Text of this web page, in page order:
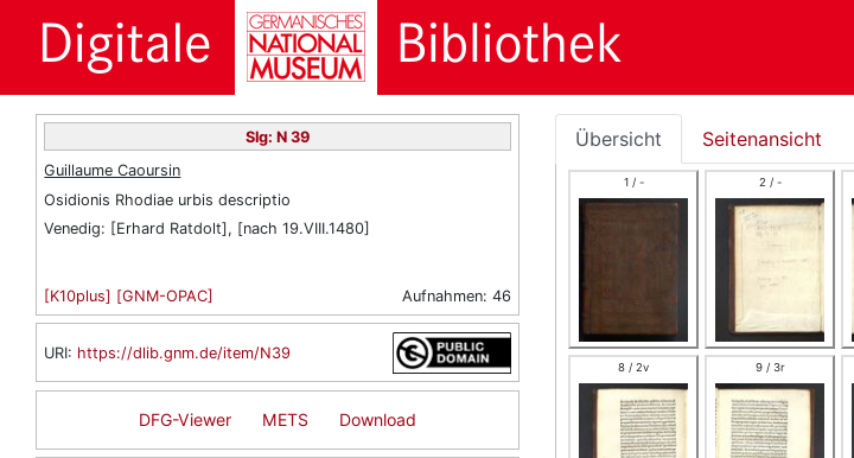
Slg: N 39
Guillaume Caoursin
Osidionis Rhodiae urbis descriptio
Venedig: [Erhard Ratdolt], [nach 19.VIII.1480]
[K10plus] [GNM-OPAC] Aufnahmen: 46
URI: https://dlib.gnm.de/item/N39
DFG-Viewer METS Download
Übersicht Seitenansicht
1 / - 2 / -
8 / 2v 9 / 3r